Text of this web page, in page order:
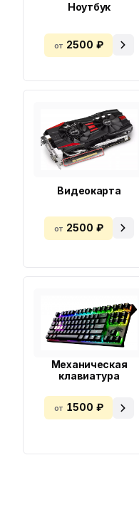
Ноутбук
от 2500 ₽
Видеокарта
от 2500 ₽
Механическая
клавиатура
от 1500 ₽